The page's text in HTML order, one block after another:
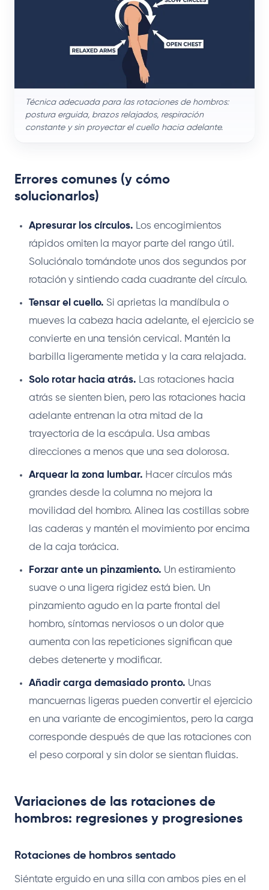
Técnica adecuada para las rotaciones de hombros:
postura erguida, brazos relajados, respiración
constante y sin proyectar el cuello hacia adelante.
Errores comunes (y cómo
solucionarlos)
Apresurar los círculos. Los encogimientos
rápidos omiten la mayor parte del rango útil.
Soluciónalo tomándote unos dos segundos por
rotación y sintiendo cada cuadrante del círculo.
Tensar el cuello. Si aprietas la mandíbula o
mueves la cabeza hacia adelante, el ejercicio se
convierte en una tensión cervical. Mantén la
barbilla ligeramente metida y la cara relajada.
Solo rotar hacia atrás. Las rotaciones hacia
atrás se sienten bien, pero las rotaciones hacia
adelante entrenan la otra mitad de la
trayectoria de la escápula. Usa ambas
direcciones a menos que una sea dolorosa.
Arquear la zona lumbar. Hacer círculos más
grandes desde la columna no mejora la
movilidad del hombro. Alinea las costillas sobre
las caderas y mantén el movimiento por encima
de la caja torácica.
Forzar ante un pinzamiento. Un estiramiento
suave o una ligera rigidez está bien. Un
pinzamiento agudo en la parte frontal del
hombro, síntomas nerviosos o un dolor que
aumenta con las repeticiones significan que
debes detenerte y modificar.
Añadir carga demasiado pronto. Unas
mancuernas ligeras pueden convertir el ejercicio
en una variante de encogimientos, pero la carga
corresponde después de que las rotaciones con
el peso corporal y sin dolor se sientan fluidas.
Variaciones de las rotaciones de
hombros: regresiones y progresiones
Rotaciones de hombros sentado
Siéntate erguido en una silla con ambos pies en el